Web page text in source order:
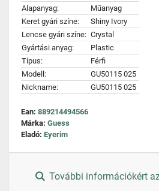
Alapanyag:
Műanyag
Keret gyári színe:
Shiny Ivory
Lencse gyári színe: Crystal
Gyártási anyag:
Plastic
Típus:
Férfi
Modell:
GU50115 025
Nickname:
GU50115 025
Ean: 889214494566
Márka: Guess
Eladó: Eyerim
További információkért